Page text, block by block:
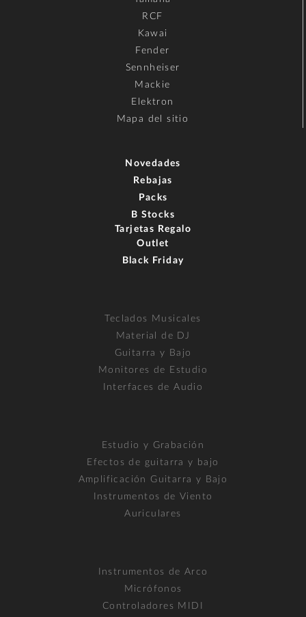
RCF
Kawai
Fender
Sennheiser
Mackie
Elektron
Mapa del sitio
Novedades
Rebajas
Packs
B Stocks
Tarjetas Regalo
Outlet
Black Friday
Teclados Musicales
Material de DJ
Guitarra y Bajo
Monitores de Estudio
Interfaces de Audio
Estudio y Grabación
Efectos de guitarra y bajo
Amplificación Guitarra y Bajo
Instrumentos de Viento
Auriculares
Instrumentos de Arco
Micrófonos
Controladores MIDI